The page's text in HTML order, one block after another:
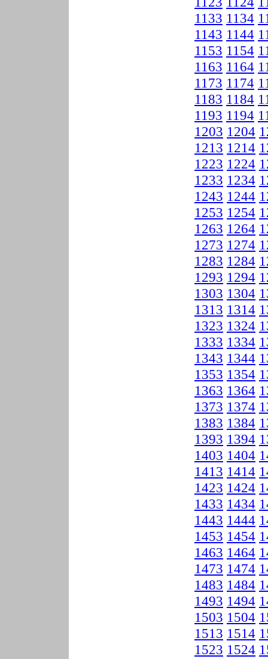
1133 1134
1143 1144
1153 1154
1163 1164
1173 1174
1183 1184
1193 1194
1203 1204
1213 1214
1223 1224
1233 1234
1243 1244
1253 1254
1263 1264
1273 1274
1283 1284
1293 1294
1303 1304
1313 1314
1323 1324
1333 1334
1343 1344
1353 1354
1363 1364
1373 1374
1383 1384
1393 1394
1403 1404
1413 1414
1423 1424
1433 1434
1443 1444
1453 1454
1463 1464
1473 1474
1483 1484
1493 1494
1503 1504
1513 1514
1523 1524